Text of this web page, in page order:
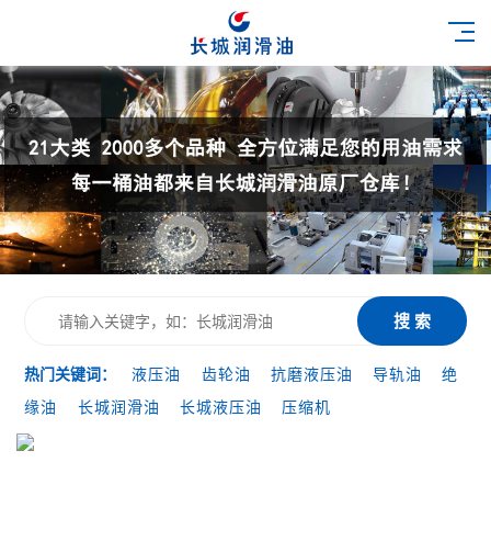
搜 索
热门关键词： 液压油 齿轮油 抗磨液压油 导轨油
绝
缘油
长城润滑油 长城液压油 压缩机